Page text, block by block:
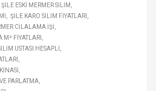
ŞILE ESKI MERMER SILIM
ŞILE KARO SILIM FIYATLARI
CILALAMA IŞI
FIYATLARI
USTASI HESAPLI
PARLATMA